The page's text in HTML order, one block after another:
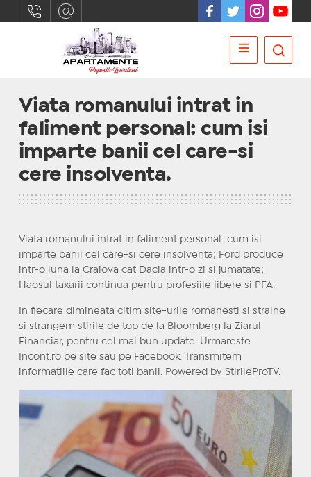
Viata romanului intrat in
faliment personal: cum isi
imparte banii cel care-si
cere insolventa.
Viata romanului intrat in faliment personal: cum isi
imparte banii cel care-si cere insolventa; Ford produce
intr-o luna la Craiova cat Dacia intr-o zi si jumatate;
Haosul taxarii continua pentru profesiile libere si PFA.
In fiecare dimineata citim site-urile romanesti si straine
si strangem stirile de top de la Bloomberg la Ziarul
Financiar, pentru cel mai bun update. Urmareste
Incont.ro pe site sau pe Facebook. Transmitem
informatiile care fac toti banii. Powered by StirileProTV.